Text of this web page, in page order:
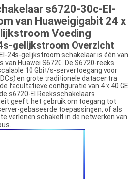
s6720-30c-EI-
van Huaweigigabit 24 x
Voeding
gelijkstroom Overzicht
24s-gelijkstroom schakelaar is één van
van Huawei S6720. De S6720-reeks
10 Gbit/s-servertoegang voor
en grote traditionele datacentra
facultatieve configuratie van 4 x 40 GE
s6720-EI Reeksschakelaars
geeft: het gebruik om toegang tot
gebaseerde toepassingen, of als
verlenen schakelt in de netwerken van